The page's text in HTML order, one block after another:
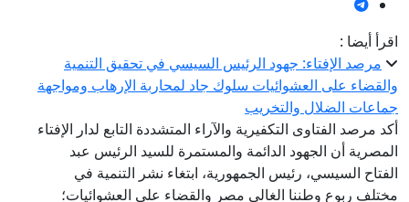
اقرأ أيضا :
مرصد الإفتاء: جهود الرئيس السيسي في تحقيق التنمية
والقضاء على العشوائيات سلوك جاد لمحاربة الإرهاب ومواجهة
جماعات الضلال والتخريب
أكد مرصد الفتاوى التكفيرية والآراء المتشددة التابع لدار الإفتاء
المصرية أن الجهود الدائمة والمستمرة للسيد الرئيس عبد
الفتاح السيسي، رئيس الجمهورية، ابتغاء نشر التنمية في
مختلف ربوع وطننا الغالي مصر والقضاء على العشوائيات؛